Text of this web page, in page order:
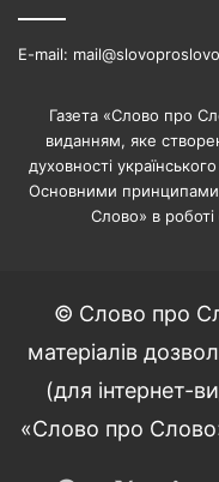
E-mail:
Газета «Слово про
виданням, яке
духовності
Основними
Слово» в роботі
© Слово про
матеріалів
(для інтернет-
«Слово про